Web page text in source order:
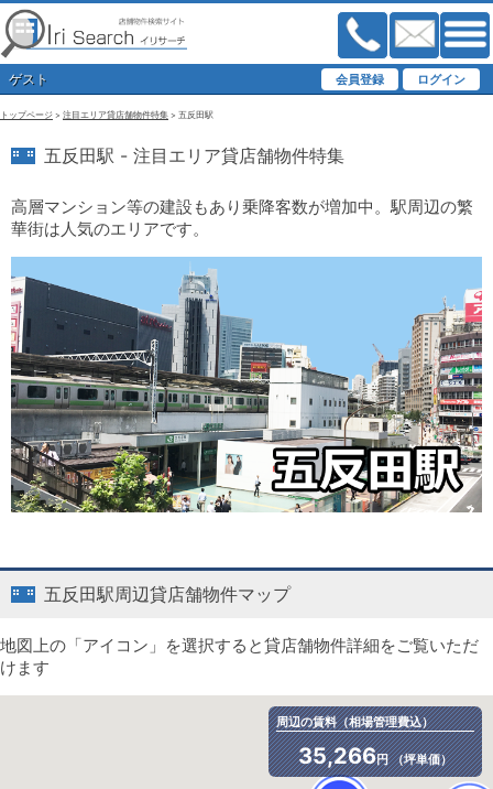
ゲスト
トップページ > 注目エリア貸店舗物件特集 > 五反田駅
五反田駅 - 注目エリア貸店舗物件特集
高層マンション等の建設もあり乗降客数が増加中。駅周辺の繁
華街は人気のエリアです。
五反田駅周辺貸店舗物件マップ
地図上の「アイコン」を選択すると貸店舗物件詳細をご覧いただ
けます
周辺の賃料（相場管理費込）
35,266円 （坪単価）